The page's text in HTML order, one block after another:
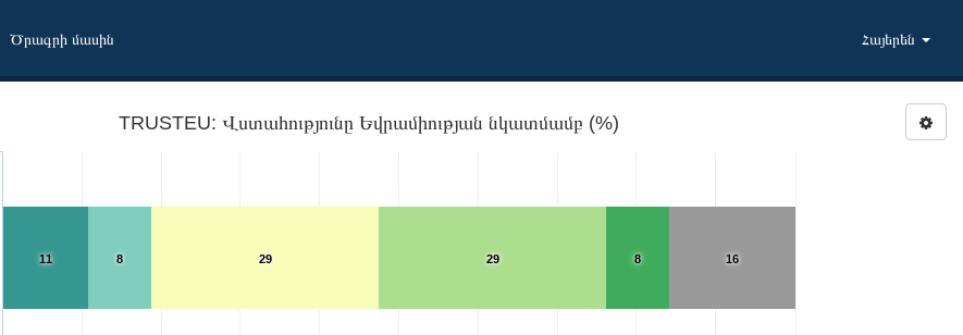
Ծրագրի մասին Հայերեն
TRUSTEU: Վստահությունը Եվրամիության նկատմամբ (%)
16
8
29
29
8
11